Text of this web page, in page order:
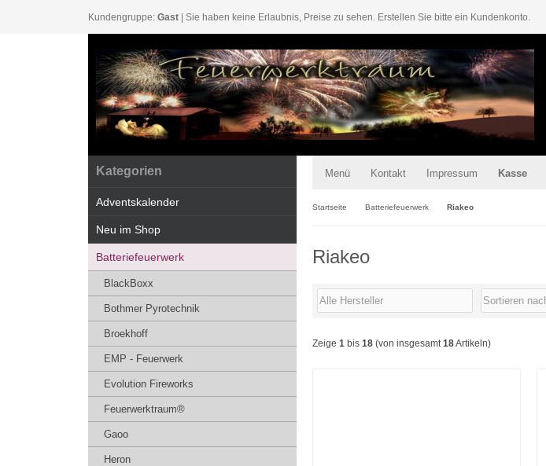
Kundengruppe: Gast | Sie haben keine Erlaubnis, Preise zu sehen. Erstellen Sie bitte ein Kundenkonto.
Menü Kontakt Impressum Kasse
Startseite Batteriefeuerwerk Riakeo
Riakeo
Zeige 1 bis 18 (von insgesamt18Artikeln)
Kategorien
Adventskalender
Neu im Shop
Batteriefeuerwerk
BlackBoxx
Bothmer Pyrotechnik
Broekhoff
EMP - Feuerwerk
Evolution Fireworks
Feuerwerktraum®
Gaoo
Heron